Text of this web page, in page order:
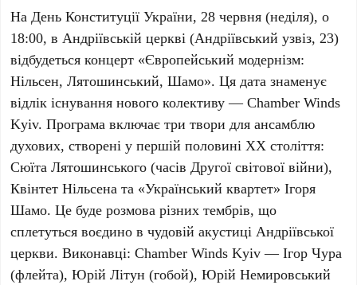
НаДень Конституції України,28 червня (неділя), о
18:00, вАндріївській церкві (Андріївський узвіз, 23)
відбудеться концерт «Європейський модернізм:
Нільсен, Лятошинський, Шамо». Ця дата знаменує
відлік існування нового колективу —Chamber Winds
Kyiv. Програма включає три твори для ансамблю
духових, створені у першій половиніХХ століття:
СюїтаЛятошинського (часів Другої світової війни),
КвінтетНільсена та «Український квартет»Ігоря
Шамо. Це буде розмова різних тембрів, що
сплетуться воєдино в чудовій акустиціАндріївської
церкви. Виконавці:Chamber Winds Kyiv—Ігор Чура
(флейта),Юрій Літун (гобой),Юрій Немировський